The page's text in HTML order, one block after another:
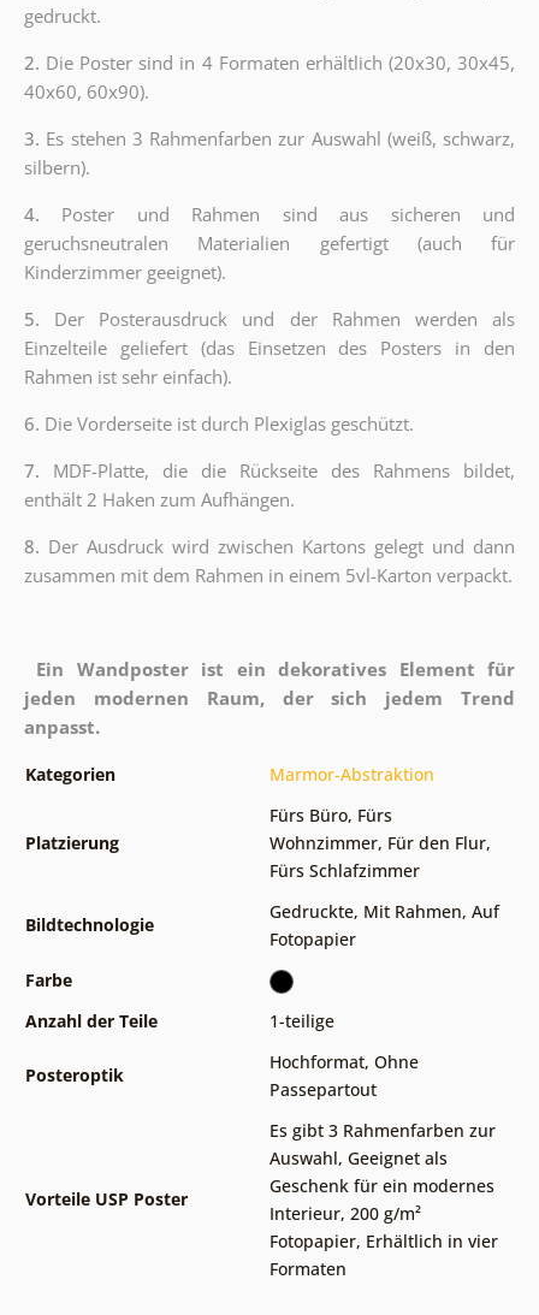
gedruckt.
2. Die Poster sind in 4 Formaten erhältlich (20x30, 30x45,
40x60, 60x90).
3. Es stehen 3 Rahmenfarben zur Auswahl (weiß, schwarz,
silbern).
4. Poster und Rahmen sind aus sicheren und
geruchsneutralen Materialien gefertigt (auch für
Kinderzimmer geeignet).
5. Der Posterausdruck und der Rahmen werden als
Einzelteile geliefert (das Einsetzen des Posters in den
Rahmen ist sehr einfach).
6. Die Vorderseite ist durch Plexiglas geschützt.
7. MDF-Platte, die die Rückseite des Rahmens bildet,
enthält 2 Haken zum Aufhängen.
8. Der Ausdruck wird zwischen Kartons gelegt und dann
zusammen mit dem Rahmen in einem 5vl-Karton verpackt.
Ein Wandposter ist ein dekoratives Element für
jeden modernen Raum, der sich jedem Trend
anpasst.
Kategorien Marmor-Abstraktion
Platzierung
Fürs Büro, Fürs
Wohnzimmer, Für den Flur,
Fürs Schlafzimmer
Bildtechnologie
Gedruckte, Mit Rahmen, Auf
Fotopapier
Farbe
Anzahl der Teile
1-teilige
Posteroptik
Hochformat, Ohne
Passepartout
Vorteile USP Poster
Es gibt 3 Rahmenfarben zur
Auswahl, Geeignet als
Geschenk für ein modernes
Interieur, 200 g/m²
Fotopapier, Erhältlich in vier
Formaten